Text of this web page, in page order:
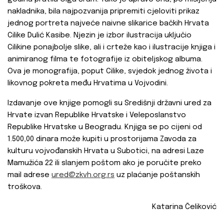
nakladnika, bila najpozvanija pripremiti cjeloviti prikaz
jednog portreta najveće naivne slikarice bačkih Hrvata
Cilike Dulić Kasibe. Njezin je izbor ilustracija uključio
Cilikine ponajbolje slike, ali i crteže kao i ilustracije knjiga i
animiranog filma te fotografije iz obiteljskog albuma.
Ova je monografija, poput Cilike, svjedok jednog života i
likovnog pokreta među Hrvatima u Vojvodini.
Izdavanje ove knjige pomogli su Središnji državni ured za
Hrvate izvan Republike Hrvatske i Veleposlanstvo
Republike Hrvatske u Beogradu. Knjiga se po cijeni od
1.500,00 dinara može kupiti u prostorijama Zavoda za
kulturu vojvođanskih Hrvata u Subotici, na adresi Laze
Mamužića 22 ili slanjem poštom ako je poručite preko
mail adrese ured@zkvh.org.rs uz plaćanje poštanskih
troškova.
Katarina Čeliković